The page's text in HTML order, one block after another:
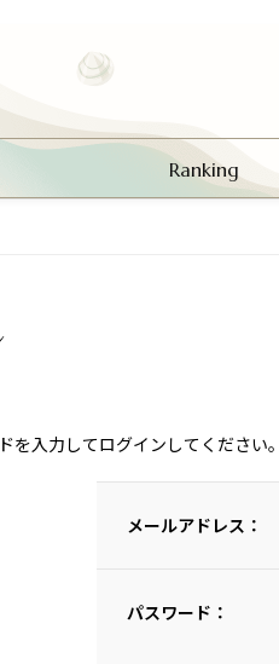
Ranking
を入力してログインしてください。
メールアドレス：
パスワード：